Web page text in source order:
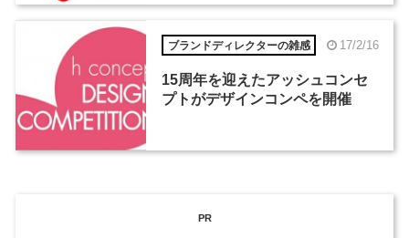
ブランドディレクターの雑感 17/2/16
15周年を迎えたアッシュコンセ
プトがデザインコンペを開催
PR